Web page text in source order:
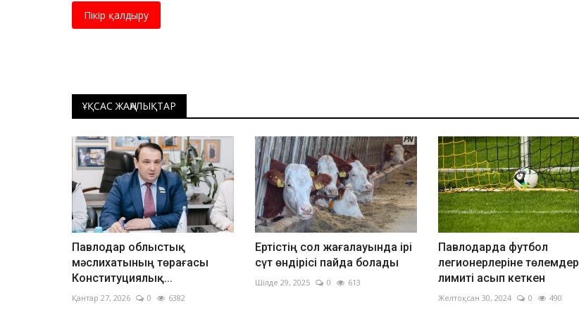
Пікір қалдыру
ҰҚСАС ЖАҢАЛЫҚТАР
Павлодар облыстық
мәслихатының төрағасы
Конституциялық...
Қантар 27, 2026 0 6382
Ертістің сол жағалауында ірі
сүт өндірісі пайда болады
Шілде 29, 2025 0 613
Павлодарда футбол
легионерлеріне төлемдер
лимиті асып кеткен
Желтоқсан 30, 2024 0 490